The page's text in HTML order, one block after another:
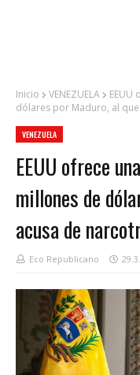
Inicio VENEZUELA
EEUU
dólares por Maduro, al
VENEZUELA
EEUU ofrece
millones de
acusa de
Eco Republicano